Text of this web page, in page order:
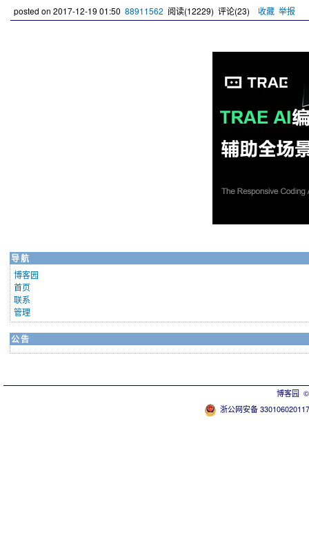
导航
博客园
首页
联系
管理
公告
posted on 2017-12-19 01:50 88911562 阅读(12229) 评论(23) 收藏 举报
博客园©
浙公网安备